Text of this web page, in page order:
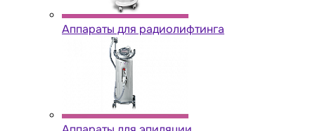
Аппараты для радиолифтинга